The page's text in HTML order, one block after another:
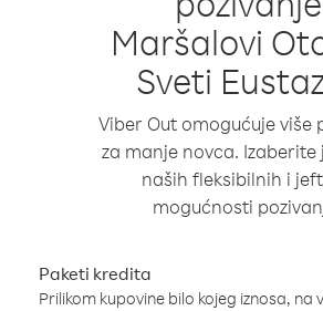
Maršalovi
Sveti
Viber Out omogućuje više
za manje novca. Izaberite
naših fleksibilnih i
mogućnosti
Paketi kredita
Prilikom kupovine bilo kojeg iznosa, na